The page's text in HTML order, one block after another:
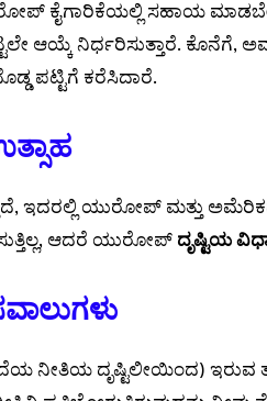
ಕೈಗಾರಿಕೆಯಲ್ಲಿ ಸಹಾಯ
ಆಯ್ಕೆ ನಿರ್ಧರಿಸುತ್ತಾರೆ. ಕೊನೆಗೆ,
ಪಟ್ಟಿಗೆ ಕರೆಸಿದಾರೆ.
ಇದರಲ್ಲಿ ಯುರೋಪ್ ಮತ್ತು ಅಮೆರಿಕದ
ಆದರೆ ಯುರೋಪ್ ದೃಷ್ಟಿಯ
ನೀತಿಯ ದೃಷ್ಟಿಲೀಯಿಂದ)